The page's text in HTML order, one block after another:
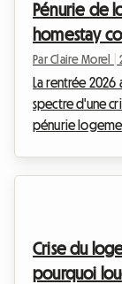
Roomlala, nous
Pénurie de
homestay
Par Claire Morel
La rentrée
spectre d'une
pénurie
régies
Crise du
pourquoi